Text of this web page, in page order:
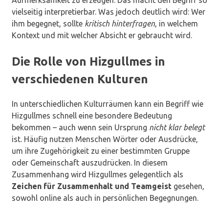
vielseitig interpretierbar. Was jedoch deutlich wird: Wer
ihm begegnet, sollte kritisch hinterfragen , in welchem
Kontext und mit welcher Absicht er gebraucht wird.
Die Rolle von Hizgullmes in
verschiedenen Kulturen
In unterschiedlichen Kulturräumen kann ein Begriff wie
Hizgullmes schnell eine besondere Bedeutung
bekommen – auch wenn sein Ursprung nicht klar belegt
ist. Häufig nutzen Menschen Wörter oder Ausdrücke,
um ihre Zugehörigkeit zu einer bestimmten Gruppe
oder Gemeinschaft auszudrücken. In diesem
Zusammenhang wird Hizgullmes gelegentlich als
Zeichen für Zusammenhalt und Teamgeist gesehen,
sowohl online als auch in persönlichen Begegnungen.